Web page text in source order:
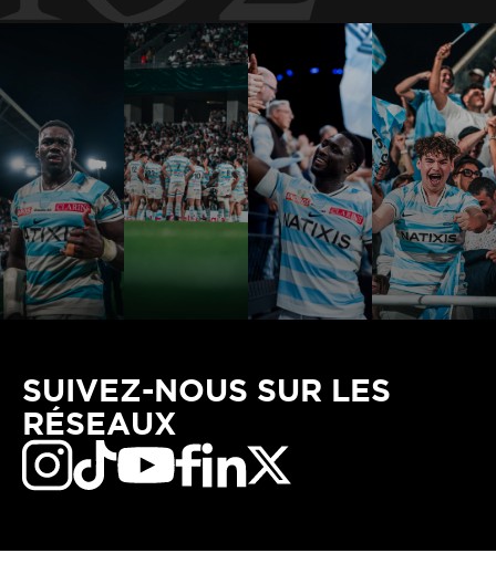
SUIVEZ-NOUS SUR LES
RÉSEAUX